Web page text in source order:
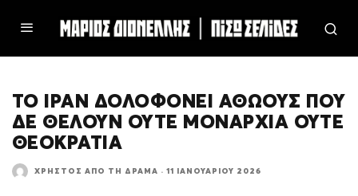
ΤΟ ΙΡΆΝ ΔΟΛΟΦΟΝΕΊ ΑΘΏΟΥΣ ΠΟΥ
ΔΕ ΘΈΛΟΥΝ ΟΎΤΕ ΜΟΝΑΡΧΊΑ ΟΎΤΕ
ΘΕΟΚΡΑΤΊΑ
ΧΡΉΣΤΟΣ ΑΠΌ ΤΗ ΔΡΆΜΑ · 11 ΙΑΝΟΥΑΡΊΟΥ 2026